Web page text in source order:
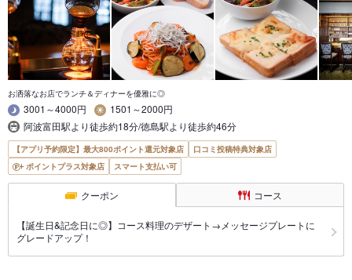
お洒落なお店でランチ＆ディナーを優雅に◎
3001～4000円
1501～2000円
阿波富田駅より徒歩約18分/徳島駅より徒歩約46分
【アプリ予約限定】最大800ポイント還元対象店
口コミ投稿特典対象店
ポイントプラス対象店
スマート支払い可
クーポン コース
【誕生日&記念日に◎】コース料理のデザート→メッセージプレートに
グレードアップ！